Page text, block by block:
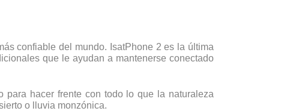
confiable del mundo. IsatPhone 2 es la última
que le ayudan a mantenerse conectado
para hacer frente con todo lo que la naturaleza
o lluvia monzónica.